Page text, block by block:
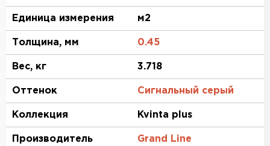
Единица измерения м2
Толщина, мм 0.45
Вес, кг 3.718
Оттенок Сигнальный серый
Коллекция Kvinta plus
Производитель Grand Line